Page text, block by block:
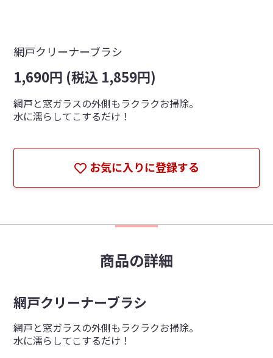
網戸クリーナーブラシ
1,690円 (税込 1,859円)
網戸と窓ガラスの外側もラクラクお掃除。
水に濡らしてこするだけ！
お気に入りに登録する
商品の詳細
網戸クリーナーブラシ
網戸と窓ガラスの外側もラクラクお掃除。
水に濡らしてこするだけ！